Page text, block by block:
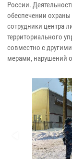
России.
обеспечении
сотрудники центра
территориального
совместно с
мерами, нарушений